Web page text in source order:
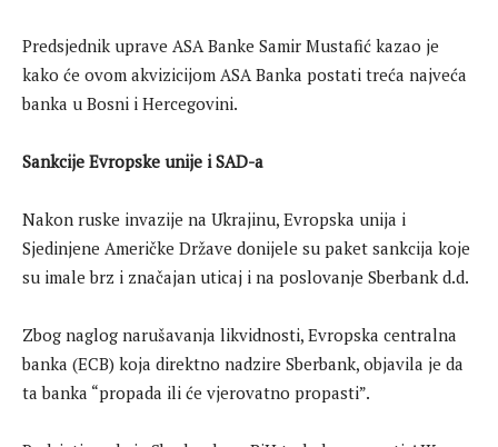
Predsjednik uprave ASA Banke Samir Mustafić kazao je
kako će ovom akvizicijom ASA Banka postati treća najveća
banka u Bosni i Hercegovini.
Sankcije Evropske unije i SAD-a
Nakon ruske invazije na Ukrajinu, Evropska unija i
Sjedinjene Američke Države donijele su paket sankcija koje
su imale brz i značajan uticaj i na poslovanje Sberbank d.d.
Zbog naglog narušavanja likvidnosti, Evropska centralna
banka (ECB) koja direktno nadzire Sberbank, objavila je da
ta banka “propada ili će vjerovatno propasti”.